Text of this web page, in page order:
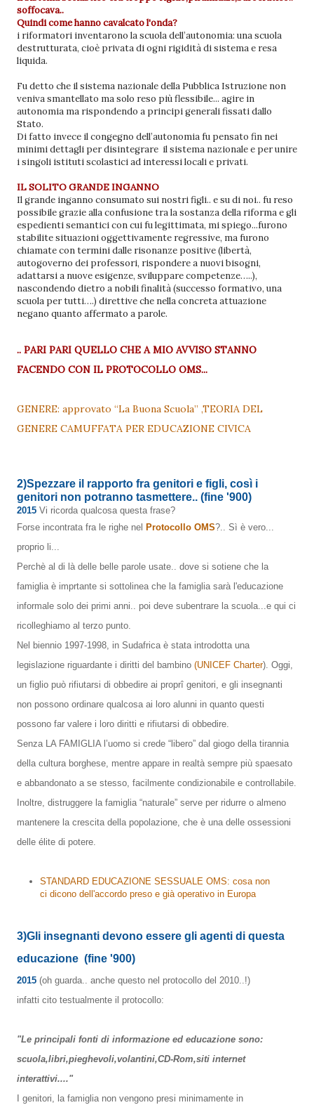
soffocava..
Quindi come hanno cavalcato l'onda?
i riformatori inventarono la scuola dell’autonomia: una scuola
destrutturata, cioè privata di ogni rigidità di sistema e resa
liquida.
Fu detto che il sistema nazionale della Pubblica Istruzione non
veniva smantellato ma solo reso più flessibile... agire in
autonomia ma rispondendo a principi generali fissati dallo
Stato.
Di fatto invece il congegno dell’autonomia fu pensato fin nei
minimi dettagli per disintegrare il sistema nazionale e per unire
i singoli istituti scolastici ad interessi locali e privati.
IL SOLITO GRANDE INGANNO
Il grande inganno consumato sui nostri figli.. e su di noi.. fu reso
possibile grazie alla confusione tra la sostanza della riforma e gli
espedienti semantici con cui fu legittimata, mi spiego...furono
stabilite situazioni oggettivamente regressive, ma furono
chiamate con termini dalle risonanze positive (libertà,
autogoverno dei professori, rispondere a nuovi bisogni,
adattarsi a nuove esigenze, sviluppare competenze…..),
nascondendo dietro a nobili finalità (successo formativo, una
scuola per tutti….) direttive che nella concreta attuazione
negano quanto affermato a parole.
.. PARI PARI QUELLO CHE A MIO AVVISO STANNO
FACENDO CON IL PROTOCOLLO OMS...
GENERE: approvato “La Buona Scuola” ,TEORIA DEL
GENERE CAMUFFATA PER EDUCAZIONE CIVICA
2)Spezzare il rapporto fra genitori e figli, così i
genitori non potranno tasmettere.. (fine '900)
2015 Vi ricorda qualcosa questa frase?
Forse incontrata fra le righe nel Protocollo OMS?.. Sì è vero...
proprio li...
Perchè al di là delle belle parole usate.. dove si sotiene che la
famiglia è imprtante si sottolinea che la famiglia sarà l'educazione
informale solo dei primi anni.. poi deve subentrare la scuola...e qui ci
ricolleghiamo al terzo punto.
Nel biennio 1997-1998, in Sudafrica è stata introdotta una
legislazione riguardante i diritti del bambino (UNICEF Charter). Oggi,
un figlio può rifiutarsi di obbedire ai proprî genitori, e gli insegnanti
non possono ordinare qualcosa ai loro alunni in quanto questi
possono far valere i loro diritti e rifiutarsi di obbedire.
Senza LA FAMIGLIA l’uomo si crede “libero” dal giogo della tirannia
della cultura borghese, mentre appare in realtà sempre più spaesato
e abbandonato a se stesso, facilmente condizionabile e controllabile.
Inoltre, distruggere la famiglia “naturale” serve per ridurre o almeno
mantenere la crescita della popolazione, che è una delle ossessioni
delle élite di potere.
STANDARD EDUCAZIONE SESSUALE OMS: cosa non
ci dicono dell'accordo preso e già operativo in Europa
3)Gli insegnanti devono essere gli agenti di questa
educazione (fine '900)
2015 (oh guarda.. anche questo nel protocollo del 2010..!)
infatti cito testualmente il protocollo:
"Le principali fonti di informazione ed educazione sono:
scuola,libri,pieghevoli,volantini,CD-Rom,siti internet
interattivi...."
I genitori, la famiglia non vengono presi minimamente in